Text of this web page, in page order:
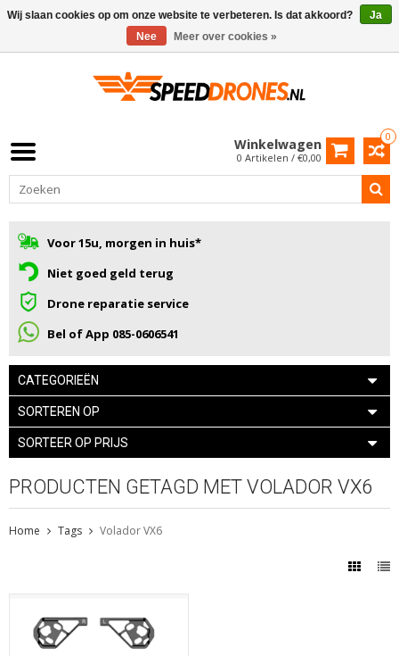
0
Winkelwagen
0 Artikelen / €0,00
Voor 15u, morgen in huis*
Niet goed geld terug
Drone reparatie service
Bel of App 085-0606541
CATEGORIEËN
SORTEREN OP
SORTEER OP PRIJS
PRODUCTEN GETAGD MET VOLADOR VX6
Home Tags Volador VX6
Wij slaan cookies op om onze website te verbeteren. Is dat akkoord?
Ja
Nee
Meer over cookies »